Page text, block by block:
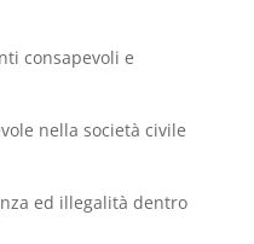
consapevoli e
nella società civile
ed illegalità dentro